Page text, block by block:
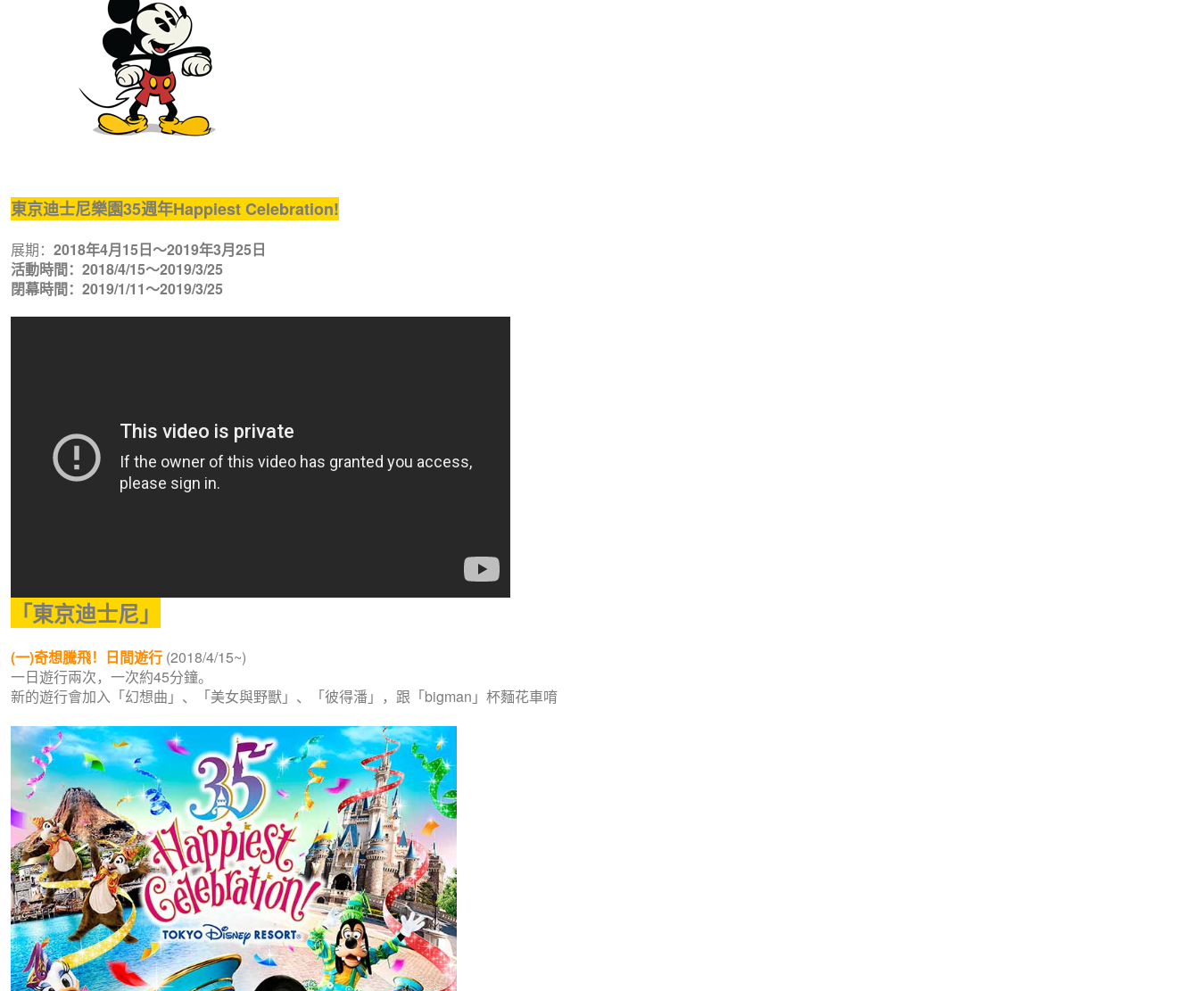
東京迪士尼樂園35週年Happiest Celebration!
展期： 2018年4月15日～2019年3月25日
活動時間： 2018/4/15～2019/3/25
閉幕時間： 2019/1/11～2019/3/25
「東京迪士尼」
(一)奇想騰飛！日間遊行 (2018/4/15~)
一日遊行兩次，一次約45分鐘。
新的遊行會加入「幻想曲」、「美女與野獸」、「彼得潘」，跟「bigman」杯麵花車唷